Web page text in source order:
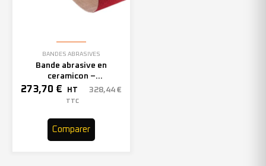
BANDES ABRASIVES
Bande abrasive en
ceramicon –
150mmx2000mm – Grain 40
– 305969 (x10)
273,70 € HT 328,44 €
TTC
Comparer